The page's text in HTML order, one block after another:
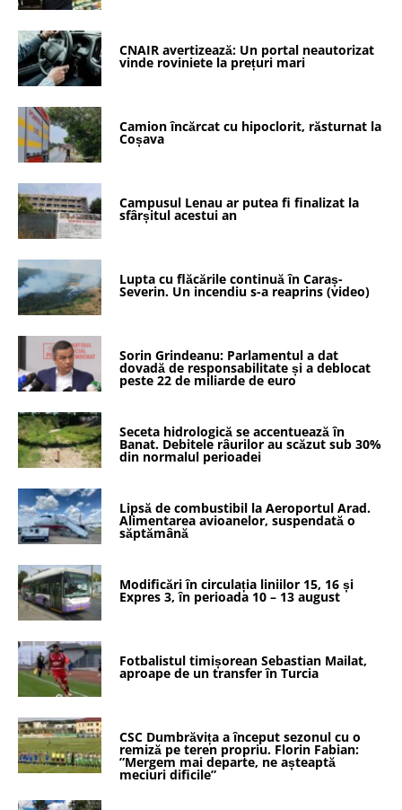
CNAIR avertizează: Un portal neautorizat
vinde roviniete la prețuri mari
Camion încărcat cu hipoclorit, răsturnat la
Coșava
Campusul Lenau ar putea fi finalizat la
sfârșitul acestui an
Lupta cu flăcările continuă în Caraș-
Severin. Un incendiu s-a reaprins (video)
Sorin Grindeanu: Parlamentul a dat
dovadă de responsabilitate și a deblocat
peste 22 de miliarde de euro
Seceta hidrologică se accentuează în
Banat. Debitele râurilor au scăzut sub 30%
din normalul perioadei
Lipsă de combustibil la Aeroportul Arad.
Alimentarea avioanelor, suspendată o
săptămână
Modificări în circulația liniilor 15, 16 și
Expres 3, în perioada 10 – 13 august
Fotbalistul timișorean Sebastian Mailat,
aproape de un transfer în Turcia
CSC Dumbrăvița a început sezonul cu o
remiză pe teren propriu. Florin Fabian:
”Mergem mai departe, ne așteaptă
meciuri dificile”